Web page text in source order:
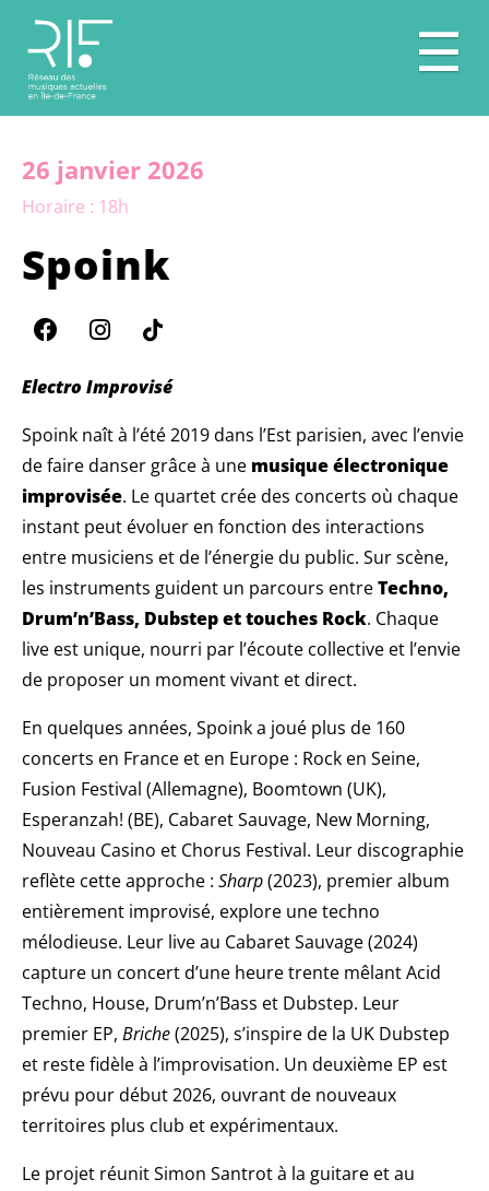
☰
26 janvier 2026
Horaire : 18h
Spoink
Electro Improvisé
Spoink naît à l’été 2019 dans l’Est parisien, avec l’envie
de faire danser grâce à une musique électronique
improvisée. Le quartet crée des concerts où chaque
instant peut évoluer en fonction des interactions
entre musiciens et de l’énergie du public. Sur scène,
les instruments guident un parcours entreTechno,
Drum’n’Bass, Dubstep et touches Rock. Chaque
live est unique, nourri par l’écoute collective et l’envie
de proposer un moment vivant et direct.
En quelques années, Spoink a joué plus de 160
concerts en France et en Europe : Rock en Seine,
Fusion Festival (Allemagne), Boomtown (UK),
Esperanzah! (BE), Cabaret Sauvage, New Morning,
Nouveau Casino et Chorus Festival. Leur discographie
reflète cette approche : Sharp(2023), premier album
entièrement improvisé, explore une techno
mélodieuse. Leur live au Cabaret Sauvage (2024)
capture un concert d’une heure trente mêlant Acid
Techno, House, Drum’n’Bass et Dubstep. Leur
premier EP, Briche(2025), s’inspire de la UK Dubstep
et reste fidèle à l’improvisation. Un deuxième EP est
prévu pour début 2026, ouvrant de nouveaux
territoires plus club et expérimentaux.
Le projet réunit Simon Santrot à la guitare et au